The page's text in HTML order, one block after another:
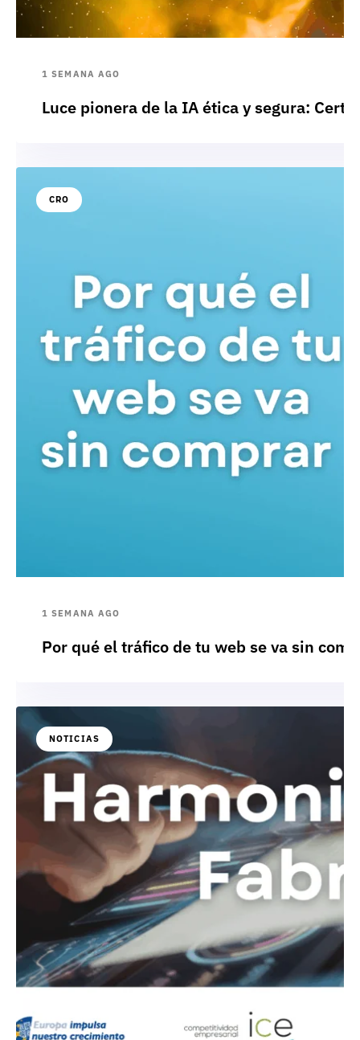
1 SEMANA AGO
Luce pionera de la IA ética y segura:
CRO
1 SEMANA AGO
Por qué el tráfico de tu web se va sin
NOTICIAS